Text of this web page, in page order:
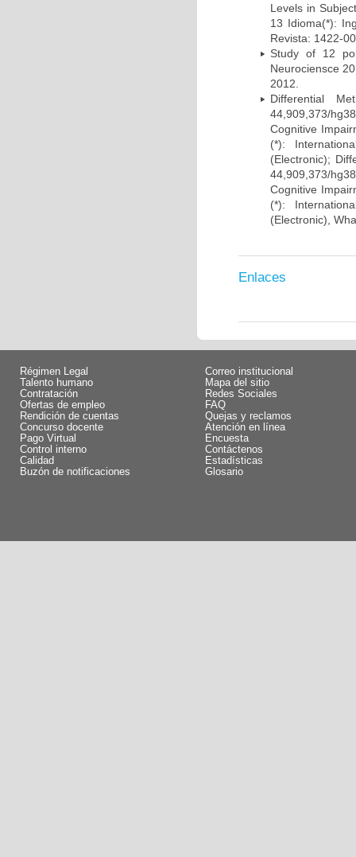
Levels in
13 Idioma(*):
Revista: 1422-
Study of 12
Neurociensce
2012.
Differential
44,909,373/
Cognitive
(*):
(Electronic);
44,909,373/
Cognitive
(*):
(Electronic),
Enlaces
Régimen Legal
Talento humano
Contratación
Ofertas de empleo
Rendición de cuentas
Concurso docente
Pago Virtual
Control interno
Calidad
Buzón de notificaciones
Correo institucional
Mapa del sitio
Redes Sociales
FAQ
Quejas y reclamos
Atención en línea
Encuesta
Contáctenos
Estadísticas
Glosario